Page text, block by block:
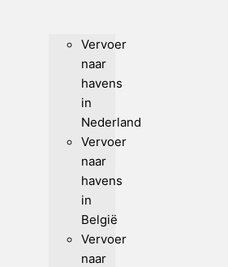
Vervoer
naar
havens
in
Nederland
Vervoer
naar
havens
in
België
Vervoer
naar